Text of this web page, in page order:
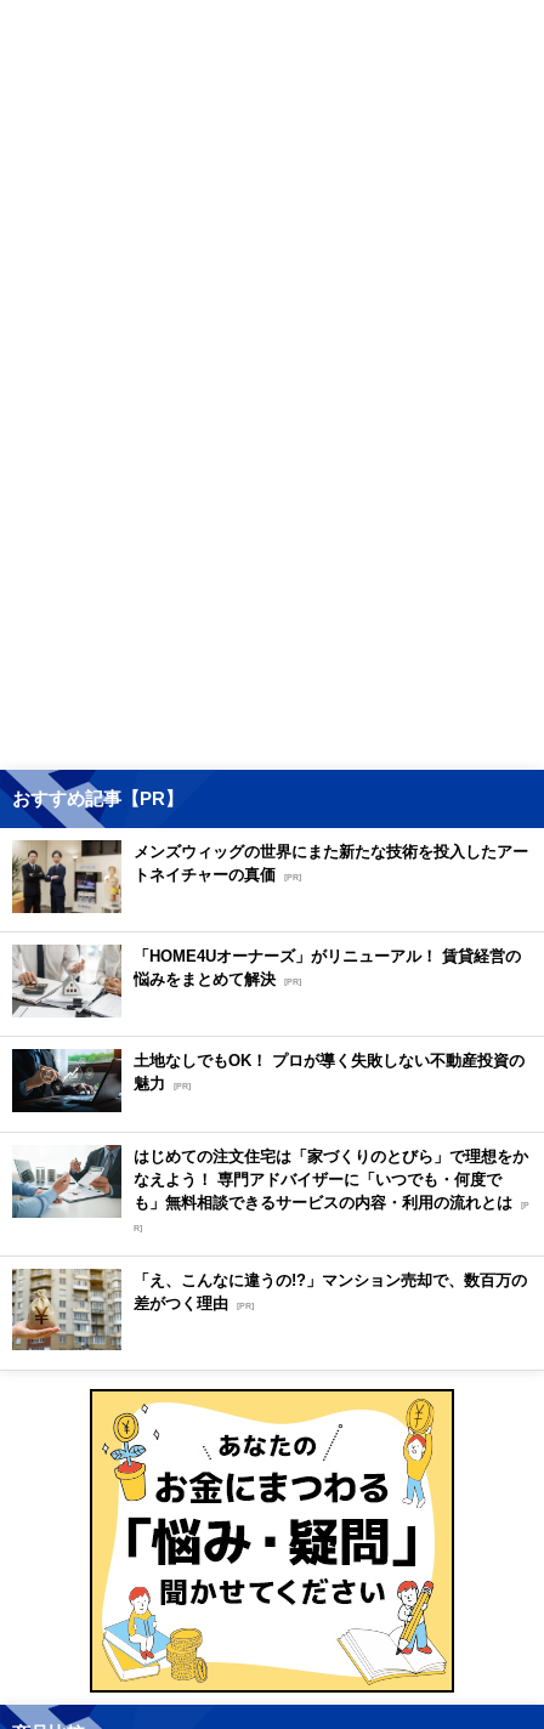
おすすめ記事【PR】
メンズウィッグの世界にまた新たな技術を投入したアー
トネイチャーの真価 [PR]
「HOME4Uオーナーズ」がリニューアル！ 賃貸経営の
悩みをまとめて解決 [PR]
土地なしでもOK！ プロが導く失敗しない不動産投資の
魅力
[PR]
はじめての注文住宅は「家づくりのとびら」で理想をか
なえよう！ 専門アドバイザーに「いつでも・何度で
も」無料相談できるサービスの内容・利用の流れとは [P
R]
「え、こんなに違うの!?」マンション売却で、数百万の
差がつく理由 [PR]